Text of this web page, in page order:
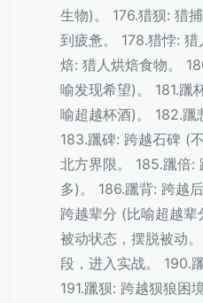
生物)。 176.猎狈: 猎
到疲惫。 178.猎悖:
焙: 猎人烘焙食物。
喻发现希望)。 181.躐
喻超越杯酒)。 182.躐
183.躐碑: 跨越石碑 (
北方界限。 185.躐倍:
多)。 186.躐背: 跨越
跨越辈分 (比喻超越
被动状态，摆脱被动
段，进入实战。 190.
191.躐狈: 跨越狈狼困